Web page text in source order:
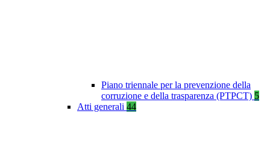
Piano triennale per la prevenzione della
corruzione e della trasparenza (PTPCT) 5
Atti generali 44